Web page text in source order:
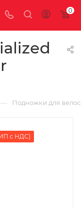
0
— Подножки для
с НДС)